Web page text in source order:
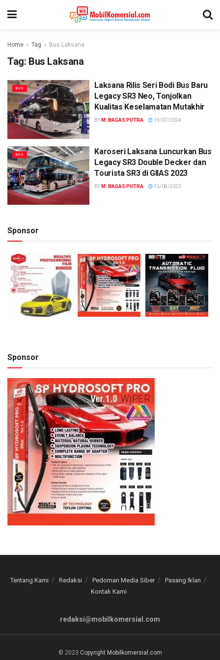
Home Tag Bus Laksana
Tag: Bus Laksana
BUS
Laksana Rilis Seri Bodi Bus Baru
Legacy SR3 Neo, Tonjolkan
Kualitas Keselamatan Mutakhir
BY M. BAGAS PUTRA 19/07/2024
BUS
Karoseri Laksana Luncurkan Bus
Legacy SR3 Double Decker dan
Tourista SR3 di GIIAS 2023
BY M. BAGAS PUTRA 13/08/2023
Sponsor
Sponsor
Tentang Kami Redaksi Pedoman Media Siber
Pasang Iklan
Kontak Kami
redaksi@mobilkomersial.com
© 2023 Copyright Mobilkomersial.com